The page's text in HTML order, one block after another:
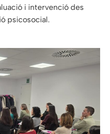
i intervenció des
psicosocial.